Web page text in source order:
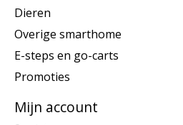
Dieren
Overige smarthome
E-steps en go-carts
Promoties
Mijn account